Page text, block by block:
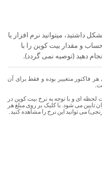
داشتید، میتوانید نرم افزار یا
و مقدار بیت کوین را با
دهید (توصیه نمی گردد).
فاکتور متغییر بوده و فقط برای آن
لحظه ای و با توجه به نرخ بیت کوین در
تایین می شود. با کلیک بر روی مبلغ هر
می توانید این نرخ را مشاهده کنید.